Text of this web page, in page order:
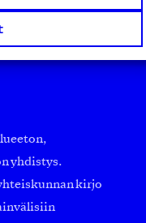
yhdistys.
kirjo